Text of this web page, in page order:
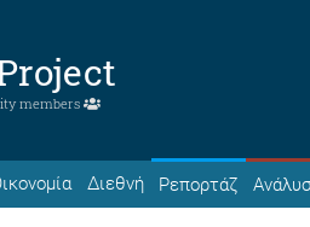
members
Διεθνή Ρεπορτάζ